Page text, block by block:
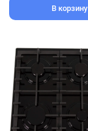
В корзину